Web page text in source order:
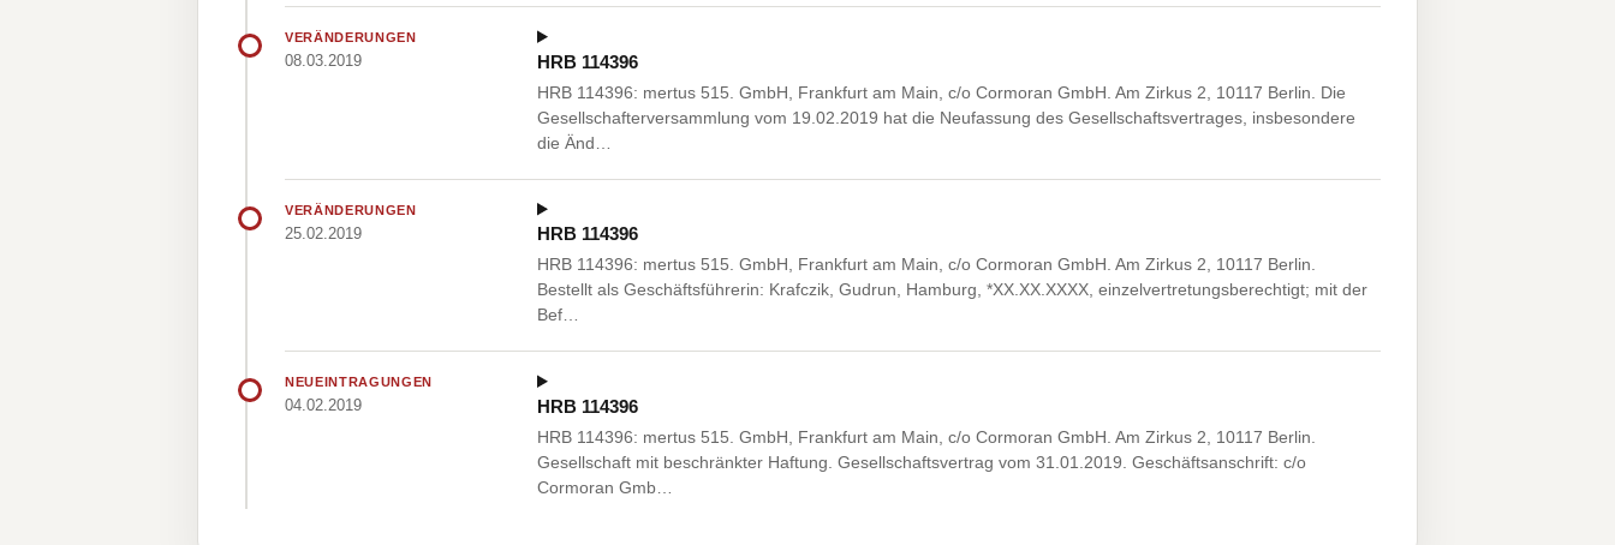
VERÄNDERUNGEN
08.03.2019 HRB 114396
HRB 114396: mertus 515. GmbH, Frankfurt am Main, c/o Cormoran GmbH. Am Zirkus 2, 10117 Berlin. Die
Gesellschafterversammlung vom 19.02.2019 hat die Neufassung des Gesellschaftsvertrages, insbesondere
die Änd…
VERÄNDERUNGEN
25.02.2019 HRB 114396
HRB 114396: mertus 515. GmbH, Frankfurt am Main, c/o Cormoran GmbH. Am Zirkus 2, 10117 Berlin.
Bestellt als Geschäftsführerin: Krafczik, Gudrun, Hamburg, *XX.XX.XXXX, einzelvertretungsberechtigt; mit der
Bef…
NEUEINTRAGUNGEN
04.02.2019 HRB 114396
HRB 114396: mertus 515. GmbH, Frankfurt am Main, c/o Cormoran GmbH. Am Zirkus 2, 10117 Berlin.
Gesellschaft mit beschränkter Haftung. Gesellschaftsvertrag vom 31.01.2019. Geschäftsanschrift: c/o
Cormoran Gmb…